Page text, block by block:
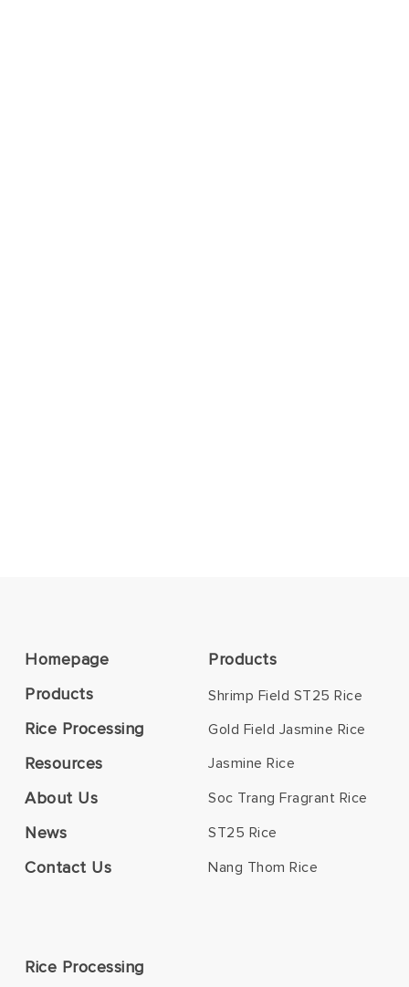
Homepage
Products
Rice Processing
Resources
About Us
News
Contact Us
Products
Shrimp Field ST25 Rice
Gold Field Jasmine Rice
Jasmine Rice
Soc Trang Fragrant Rice
ST25 Rice
Nang Thom Rice
Rice Processing